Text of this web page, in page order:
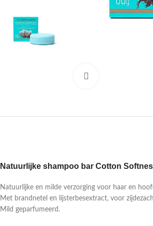
Natuurlijke shampoo bar Cotton
Natuurlijke en milde verzorging voor haar en
Met brandnetel en lijsterbesextract, voor
Mild geparfumeerd.